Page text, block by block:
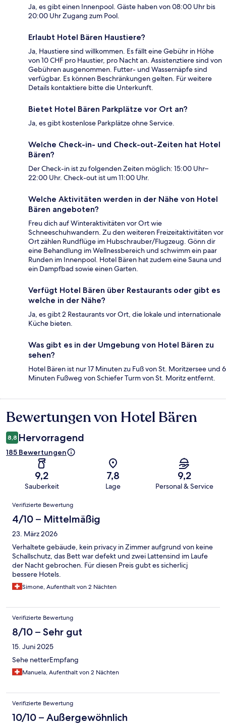
Ja, es gibt einen Innenpool. Gäste haben von 08:00 Uhr bis
20:00 Uhr Zugang zum Pool.
Erlaubt Hotel Bären Haustiere?
Ja, Haustiere sind willkommen. Es fällt eine Gebühr in Höhe
von 10 CHF pro Haustier, pro Nacht an. Assistenztiere sind von
Gebühren ausgenommen. Futter- und Wassernäpfe sind
verfügbar. Es können Beschränkungen gelten. Für weitere
Details kontaktiere bitte die Unterkunft.
Bietet Hotel Bären Parkplätze vor Ort an?
Ja, es gibt kostenlose Parkplätze ohne Service.
Welche Check-in- und Check-out-Zeiten hat Hotel
Bären?
Der Check-in ist zu folgenden Zeiten möglich: 15:00 Uhr–
22:00 Uhr. Check-out ist um 11:00 Uhr.
Welche Aktivitäten werden in der Nähe von Hotel
Bären angeboten?
Freu dich auf Winteraktivitäten vor Ort wie
Schneeschuhwandern. Zu den weiteren Freizeitaktivitäten vor
Ort zählen Rundflüge im Hubschrauber/Flugzeug. Gönn dir
eine Behandlung im Wellnessbereich und schwimm ein paar
Runden im Innenpool. Hotel Bären hat zudem eine Sauna und
ein Dampfbad sowie einen Garten.
Verfügt Hotel Bären über Restaurants oder gibt es
welche in der Nähe?
Ja, es gibt 2 Restaurants vor Ort, die lokale und internationale
Küche bieten.
Was gibt es in der Umgebung von Hotel Bären zu
sehen?
Hotel Bären ist nur 17 Minuten zu Fuß von St. Moritzersee und 6
Minuten Fußweg von Schiefer Turm von St. Moritz entfernt.
Bewertungen
Bewertungen von Hotel Bären
8,8 Hervorragend
185 Bewertungen
9,2
Sauberkeit
7,8
Lage
9,2
Personal & Service
Bewertungen
Verifizierte Bewertung
4/10 – Mittelmäßig
23. März 2026
Verhaltete gebäude, kein privacy in Zimmer aufgrund von keine
Schallschutz, das Bett war defekt und zwei Lattensind im Laufe
der Nacht gebrochen. Für diesen Preis gubt es sicherlicj
bessere Hotels.
Simone, Aufenthalt von 2 Nächten
Verifizierte Bewertung
8/10 – Sehr gut
15. Juni 2025
Sehe netterEmpfang
Manuela, Aufenthalt von 2 Nächten
Verifizierte Bewertung
10/10 – Außergewöhnlich